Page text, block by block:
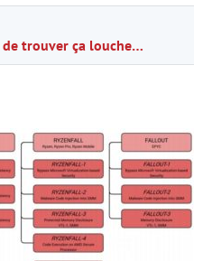
de trouver ça louche…